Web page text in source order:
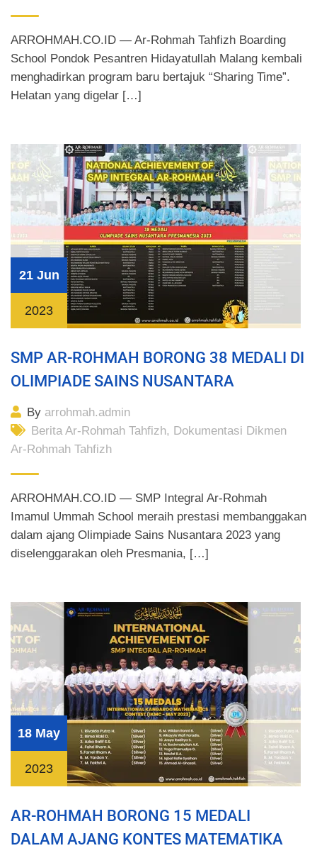
ARROHMAH.CO.ID — Ar-Rohmah Tahfizh Boarding
School Pondok Pesantren Hidayatullah Malang kembali
menghadirkan program baru bertajuk “Sharing Time”.
Helatan yang digelar […]
21 Jun
2023
SMP AR-ROHMAH BORONG 38 MEDALI DI
OLIMPIADE SAINS NUSANTARA
By arrohmah.admin
Berita Ar-Rohmah Tahfizh, Dokumentasi Dikmen
Ar-Rohmah Tahfizh
ARROHMAH.CO.ID — SMP Integral Ar-Rohmah
Imamul Ummah School meraih prestasi membanggakan
dalam ajang Olimpiade Sains Nusantara 2023 yang
diselenggarakan oleh Presmania, […]
18 May
2023
AR-ROHMAH BORONG 15 MEDALI
DALAM AJANG KONTES MATEMATIKA